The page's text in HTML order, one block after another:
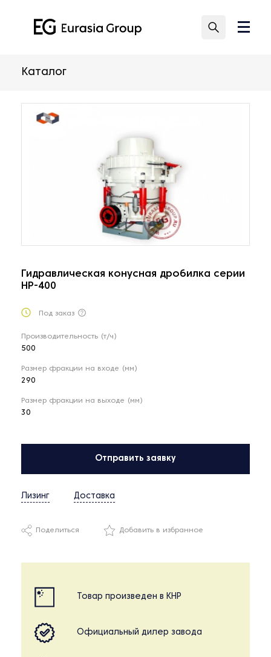
Каталог
Гидравлическая конусная дробилка серии
НР-400
Под заказ
Производительность (т/ч)
500
Размер фракции на входе (мм)
290
Размер фракции на выходе (мм)
30
Отправить заявку
Лизинг Доставка
Поделиться Добавить в избранное
Товар произведен в КНР
Официальный дилер завода